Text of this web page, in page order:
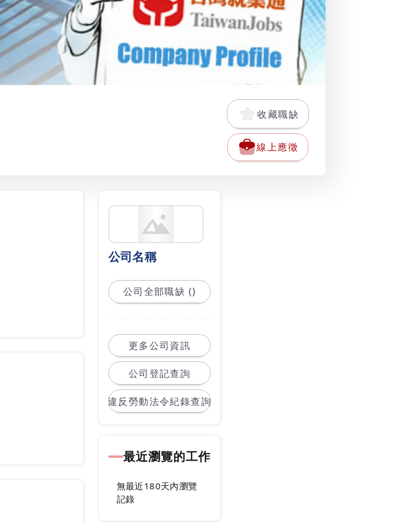
收藏職缺
線上應徵
公司名稱
公司全部職缺 ()
更多公司資訊
公司登記查詢
違反勞動法令紀錄查詢
最近瀏覽的工作
無最近180天內瀏覽
記錄